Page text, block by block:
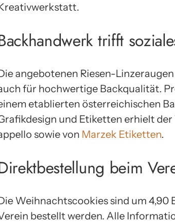
trifft
angebotenen Riesen-
für hochwertige Backqualität.
etablierten österreichischen
und Etiketten erhielt
sowie von Marzek Etiketten.
beim
Weihnachtscookies sind um
bestellt werden. Alle